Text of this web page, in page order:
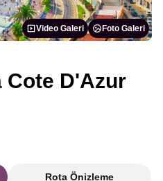
Video Galeri Foto Galeri
Cote D'Azur
Rota Önizleme